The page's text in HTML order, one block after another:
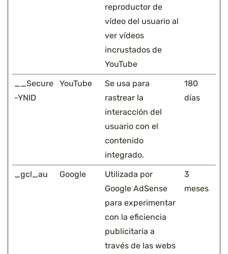
reproductor de
vídeo del usuario al
ver vídeos
incrustados de
YouTube
__Secure
-YNID
YouTube
Se usa para
rastrear la
interacción del
usuario con el
contenido
integrado.
180
días
_gcl_au Google
Utilizada por
Google AdSense
para experimentar
con la eficiencia
publicitaria a
través de las webs
3
meses